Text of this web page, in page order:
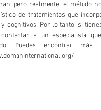
pero realmente, el método
de tratamientos que
cognitivos. Por lo tanto, si
contactar a un especialista
Puedes encontrar